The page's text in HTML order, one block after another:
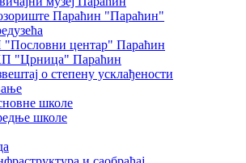
Параћин "Параћин"
"Пословни центар" Параћин
"Црница" Параћин
о степену усклађености
школе
школе